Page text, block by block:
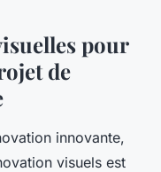
pour
de
innovante,
visuels est